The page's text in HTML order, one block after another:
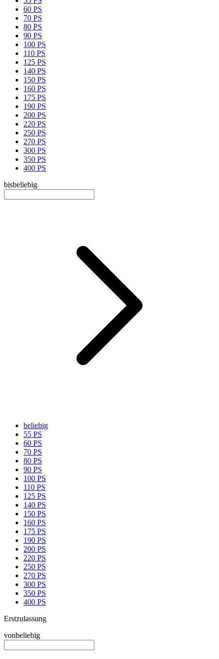
60 PS
70 PS
80 PS
90 PS
100 PS
110 PS
125 PS
140 PS
150 PS
160 PS
175 PS
190 PS
200 PS
220 PS
250 PS
270 PS
300 PS
350 PS
400 PS
bisbeliebig
beliebig
55 PS
60 PS
70 PS
80 PS
90 PS
100 PS
110 PS
125 PS
140 PS
150 PS
160 PS
175 PS
190 PS
200 PS
220 PS
250 PS
270 PS
300 PS
350 PS
400 PS
Erstzulassung
vonbeliebig